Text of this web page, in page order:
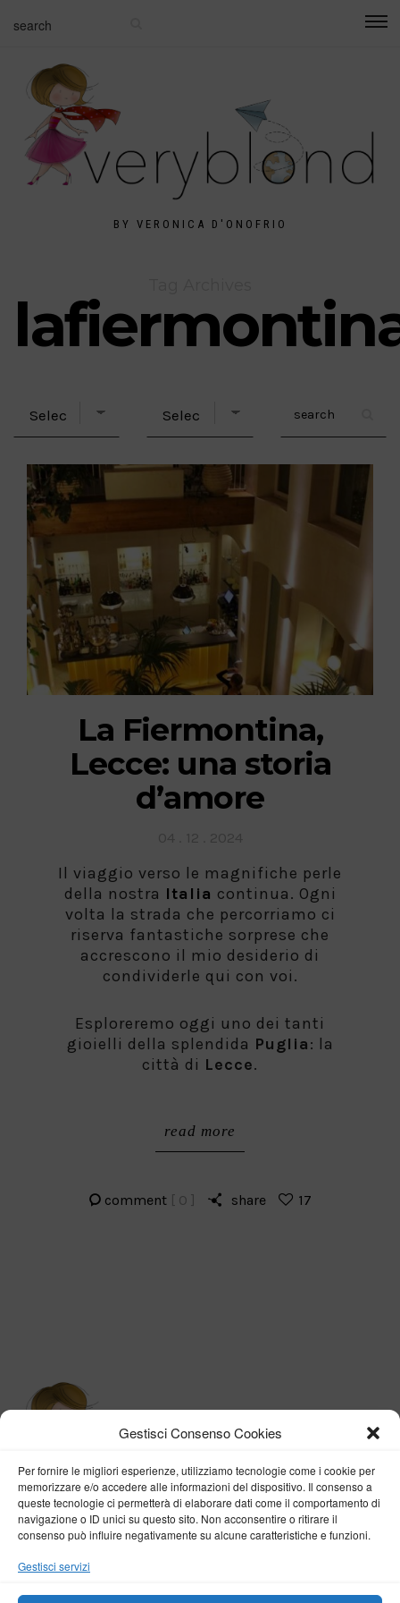
Gestisci Consenso Cookies
Per fornire le migliori esperienze, utilizziamo tecnologie come i cookie per
memorizzare e/o accedere alle informazioni del dispositivo. Il consenso a
queste tecnologie ci permetterà di elaborare dati come il comportamento di
navigazione o ID unici su questo sito. Non acconsentire o ritirare il
consenso può influire negativamente su alcune caratteristiche e funzioni.
Gestisci servizi
BY VERONICA D'ONOFRIO
La Fiermontina,
Lecce: una storia
d’amore
Il viaggio verso le magnifiche perle
della nostra Italia continua. Ogni
volta la strada che percorriamo ci
riserva fantastiche sorprese che
accrescono il mio desiderio di
condividerle qui con voi.
Esploreremo oggi uno dei tanti
gioielli della splendida Puglia: la
città di Lecce.
read more
comment [ 0 ] share 17
BY VERONICA D'ONOFRIO